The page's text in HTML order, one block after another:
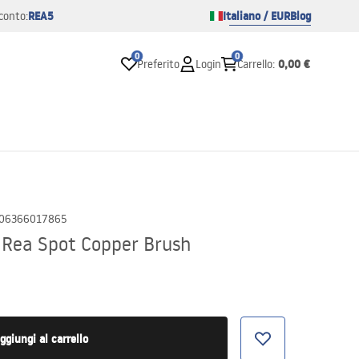
REA5 Italiano / EURBlog
0
Preferito Login
0
Carrello: 0,00 €
Spot Copper Brush
al carrello